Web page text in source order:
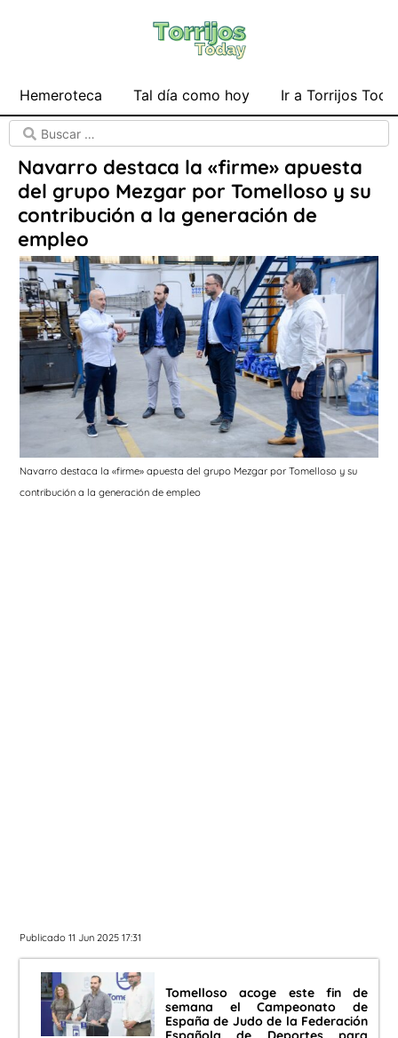
Hemeroteca Tal día como hoy Ir a Torrijos
Navarro destaca la «firme» apuesta
del grupo Mezgar por Tomelloso y su
contribución a la generación de
empleo
Navarro destaca la «firme» apuesta del grupo Mezgar por Tomelloso y su
contribución a la generación de empleo
Publicado 11 Jun 2025 17:31
Tomelloso acoge este fin de
semana el Campeonato de
España de Judo de la Federación